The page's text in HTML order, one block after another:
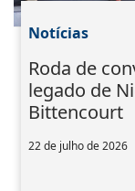
Notícias
Roda de
legado de
Bittencourt
22 de julho de 2026